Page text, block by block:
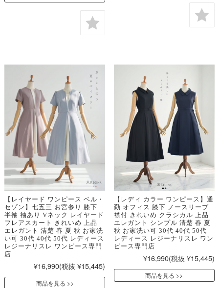
【レイヤード ワンピース ベル・
セゾン】七五三 お宮参り 膝下
半袖 袖あり Vネック レイヤード
フレアスカート きれいめ 上品
エレガント 清楚 春 夏 秋 お家洗
い可 30代 40代 50代 レディース
レジーナリスレ ワンピース専門
店
¥16,990(税抜 ¥15,445)
商品を見る
【レディ カラー ワンピース】通
勤 オフィス 膝下 ノースリーブ
襟付 きれいめ クラシカル 上品
エレガント シンプル 清楚 春 夏
秋 お家洗い可 30代 40代 50代
レディース レジーナリスレ ワン
ピース専門店
¥16,990(税抜 ¥15,445)
商品を見る